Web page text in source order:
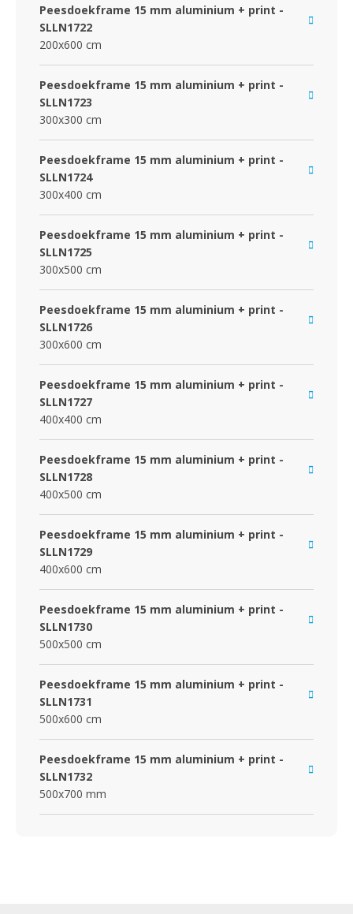
Peesdoekframe 15 mm aluminium + print -
SLLN1722
200x600 cm
Peesdoekframe 15 mm aluminium + print -
SLLN1723
300x300 cm
Peesdoekframe 15 mm aluminium + print -
SLLN1724
300x400 cm
Peesdoekframe 15 mm aluminium + print -
SLLN1725
300x500 cm
Peesdoekframe 15 mm aluminium + print -
SLLN1726
300x600 cm
Peesdoekframe 15 mm aluminium + print -
SLLN1727
400x400 cm
Peesdoekframe 15 mm aluminium + print -
SLLN1728
400x500 cm
Peesdoekframe 15 mm aluminium + print -
SLLN1729
400x600 cm
Peesdoekframe 15 mm aluminium + print -
SLLN1730
500x500 cm
Peesdoekframe 15 mm aluminium + print -
SLLN1731
500x600 cm
Peesdoekframe 15 mm aluminium + print -
SLLN1732
500x700 mm